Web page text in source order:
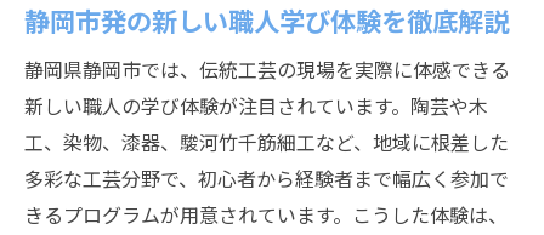
静岡市発の新しい職人学び体験を徹底解説
静岡県静岡市では、伝統工芸の現場を実際に体感できる
新しい職人の学び体験が注目されています。陶芸や木
工、染物、漆器、駿河竹千筋細工など、地域に根差した
多彩な工芸分野で、初心者から経験者まで幅広く参加で
きるプログラムが用意されています。こうした体験は、